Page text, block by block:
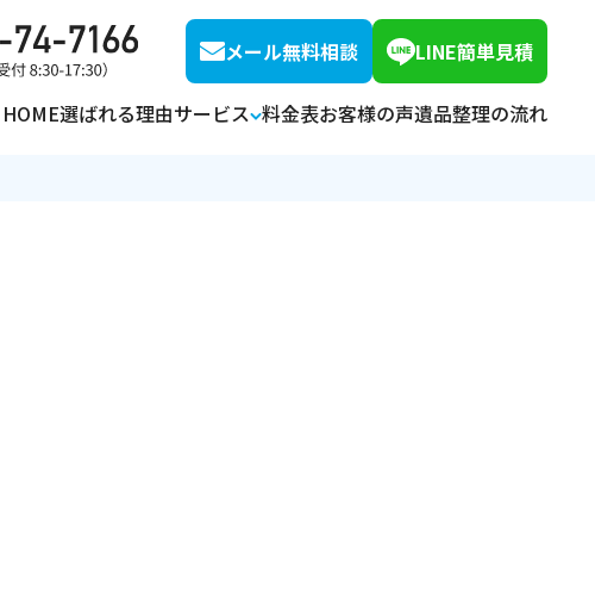
メール無料相談 LINE簡単見積
HOME選ばれる理由サービス 料金表お客様の声遺品整理の流れ